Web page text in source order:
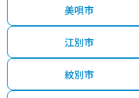
美唄市
江別市
紋別市